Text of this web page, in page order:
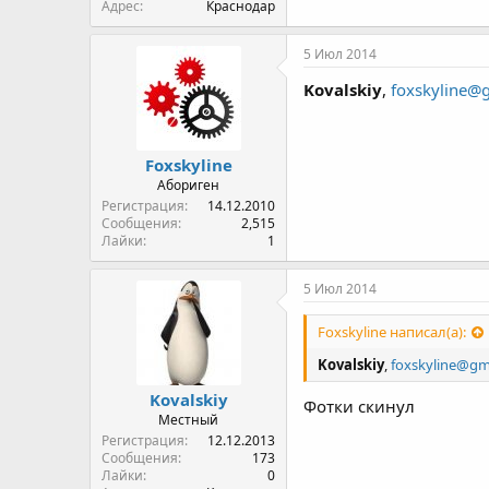
Адрес
Краснодар
Foxskyline
Абориген
Регистрация
14.12.2010
Сообщения
2,515
Лайки
1
5 Июл 2014
Kovalskiy,
Kovalskiy
Местный
Регистрация
12.12.2013
Сообщения
173
Лайки
0
5 Июл 2014
Foxskyline написал(а):
Kovalskiy,
Фотки скинул